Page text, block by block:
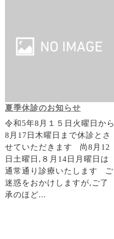
夏季休診のお知らせ
令和5年8月１５日火曜日から
8月17日木曜日まで休診とさ
せていただきます 尚8月12
日土曜日,８月14日月曜日は
通常通り診療いたします ご
迷惑をおかけしますが,ご了
承のほど...